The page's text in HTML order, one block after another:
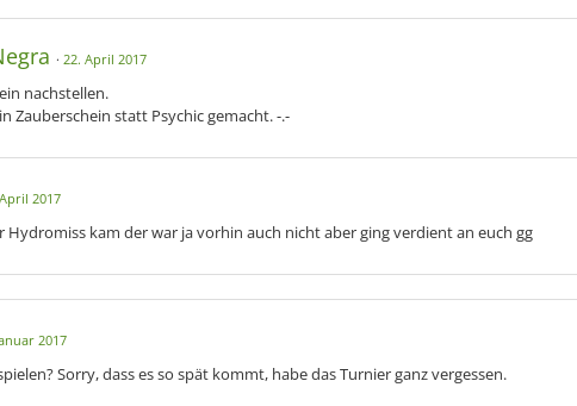
22. April 2017
nachstellen.
Zauberschein statt Psychic gemacht. -.-
2017
Hydromiss kam der war ja vorhin auch nicht aber ging verdient an euch gg
2017
Sorry, dass es so spät kommt, habe das Turnier ganz vergessen.